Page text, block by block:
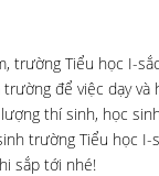
trường Tiểu học I-
để việc dạy và
thí sinh, học
trường Tiểu học
sắp tới nhé!